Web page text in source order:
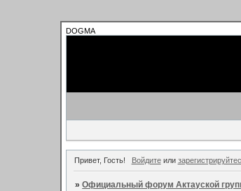
DOGMA
Привет, Гость! Войдитеили
»Официальный форум Актауской